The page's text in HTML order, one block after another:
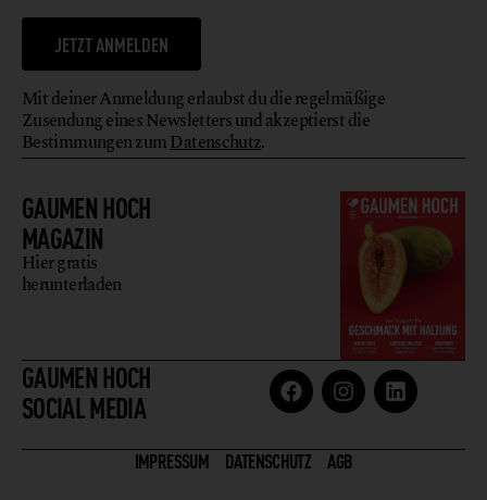
GAUMEN HOCH
MAGAZIN
Hier gratis
herunterladen
GAUMEN HOCH
SOCIAL MEDIA
JETZT ANMELDEN
Mit deiner Anmeldung erlaubst du die regelmäßige
Zusendung eines Newsletters und akzeptierst die
Bestimmungen zumDatenschutz.
IMPRESSUM DATENSCHUTZ AGB